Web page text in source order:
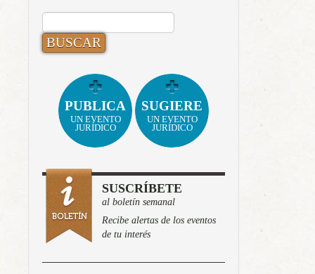
BUSCAR:
PUBLICA
UN EVENTO
JURÍDICO
SUGIERE
UN EVENTO
JURÍDICO
SUSCRÍBETE
al boletín semanal
Recibe alertas de los eventos
de tu interés